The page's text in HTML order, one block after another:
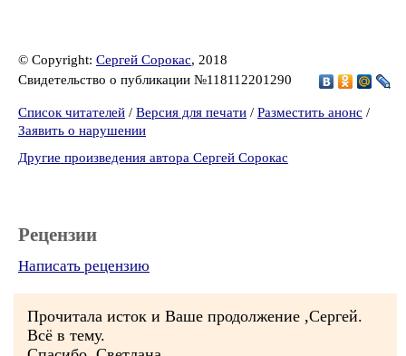
© Copyright: Сергей Сорокас, 2018
Свидетельство о публикации №118112201290
Список читателей / Версия для печати / Разместить анонс /
Заявить о нарушении
Другие произведения автора Сергей Сорокас
Рецензии
Написать рецензию
Прочитала исток и Ваше продолжение ,Сергей.
Всё в тему.